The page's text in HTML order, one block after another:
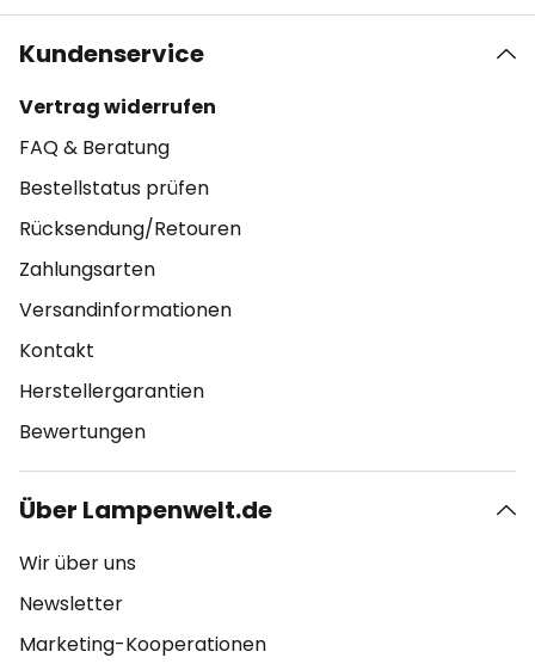
Kundenservice
Vertrag widerrufen
FAQ & Beratung
Bestellstatus prüfen
Rücksendung/Retouren
Zahlungsarten
Versandinformationen
Kontakt
Herstellergarantien
Bewertungen
Über Lampenwelt.de
Wir über uns
Newsletter
Marketing-Kooperationen